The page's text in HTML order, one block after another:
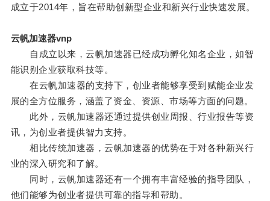
成立于2014年，旨在帮助创新型企业和新兴行业快速发展。
云帆加速器vnp
自成立以来，云帆加速器已经成功孵化知名企业，如智
能识别企业获取科技等。
在云帆加速器的支持下，创业者能够享受到赋能企业发
展的全方位服务，涵盖了资金、资源、市场等方面的问题。
此外，云帆加速器还通过提供创业周报、行业报告等资
讯，为创业者提供智力支持。
相比传统加速器，云帆加速器的优势在于对各种新兴行
业的深入研究和了解。
同时，云帆加速器还有一个拥有丰富经验的指导团队，
他们能够为创业者提供可靠的指导和帮助。